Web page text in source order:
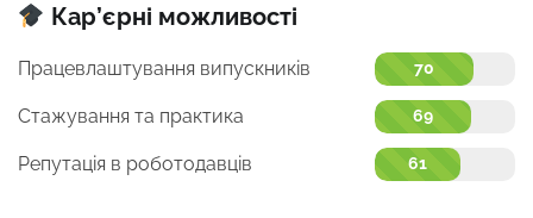
Кар’єрні можливості
Працевлаштування випускників 70
Стажування та практика 69
Репутація в роботодавців 61